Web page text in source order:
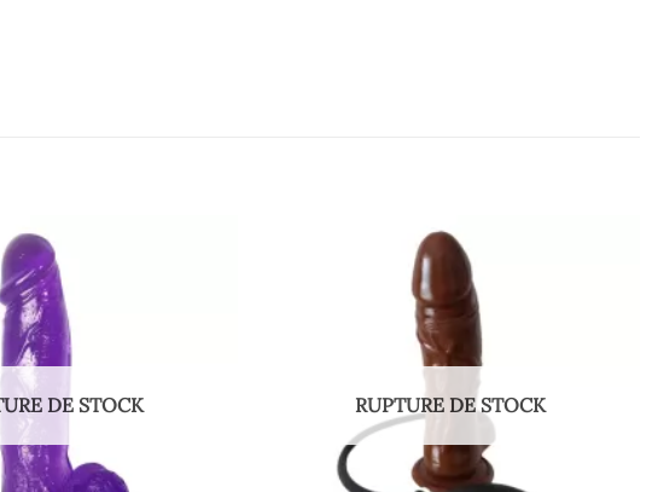
DE STOCK RUPTURE DE STOCK